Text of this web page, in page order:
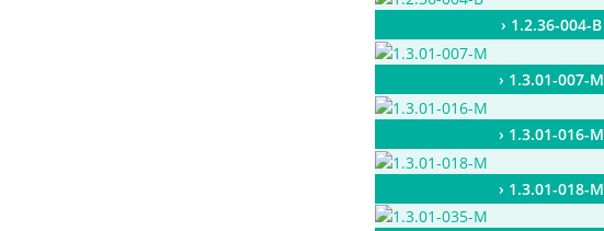
› 1.2.36-004-B
› 1.3.01-007-M
› 1.3.01-016-M
› 1.3.01-018-M